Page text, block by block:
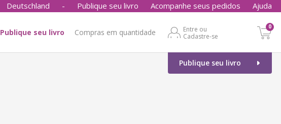
Deutschland - Publique seu livro Acompanhe seus pedidos Ajuda
Publique seu livro Compras em quantidade
Entre ou
Cadastre-se
0
Publique seu livro